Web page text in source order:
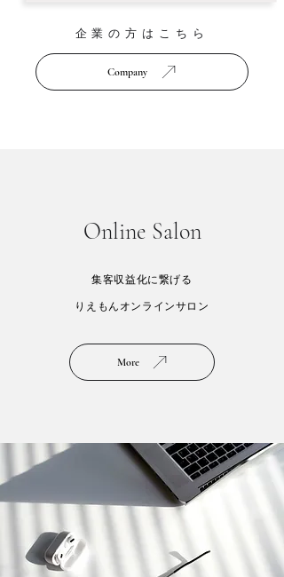
​企業の方はこちら
Company
Online Salon
集客収益化に繋げる
​りえもんオンラインサロン
More